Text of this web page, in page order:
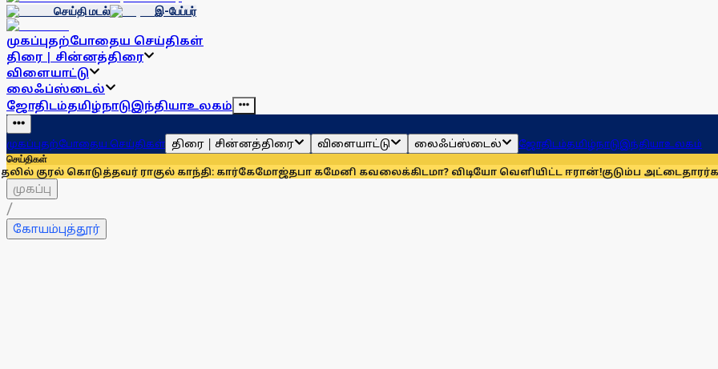
செய்தி மடல் இ-பேப்பர்
முகப்புதற்போதைய செய்திகள்
திரை | சின்னத்திரை
விளையாட்டு
லைஃப்ஸ்டைல்
ஜோதிடம்தமிழ்நாடுஇந்தியாஉலகம்
முகப்புதற்போதைய செய்திகள் திரை | சின்னத்திரை விளையாட்டு லைஃப்ஸ்டைல் ஜோதிடம்தமிழ்நாடுஇந்தியாஉலகம்
செய்திகள்
ராகுல் காந்தி: கார்கேமோஜ்தபா கமேனி கவலைக்கிடமா? விடியோ வெளியிட்ட ஈரான்!குடும்ப அட்டைதாரர்கள்
முகப்பு
/
கோயம்புத்தூர்